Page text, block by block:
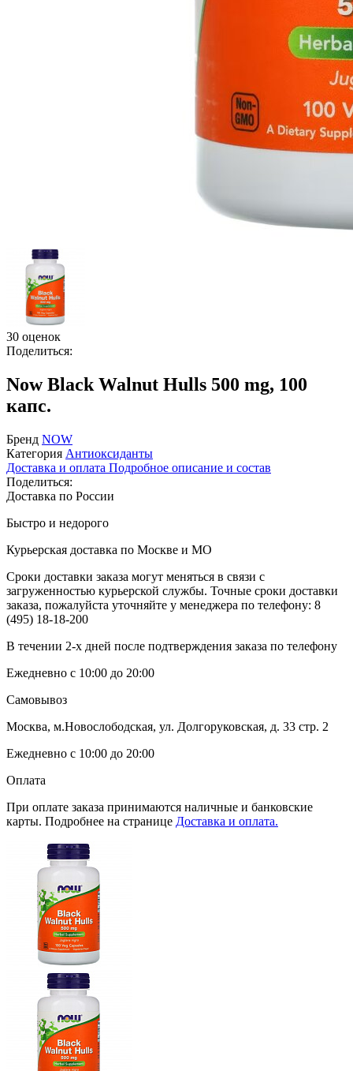
30 оценок
Поделиться:
Now Black Walnut Hulls 500 mg, 100
капс.
Бренд NOW
Категория Антиоксиданты
Доставка и оплата Подробное описание и состав
Поделиться:
Доставка по России
Быстро и недорого
Курьерская доставка по Москве и МО
Сроки доставки заказа могут меняться в связи с
загруженностью курьерской службы. Точные сроки доставки
заказа, пожалуйста уточняйте у менеджера по телефону: 8
(495) 18-18-200
В течении 2-х дней после подтверждения заказа по телефону
Ежедневно с 10:00 до 20:00
Самовывоз
Москва, м.Новослободская, ул. Долгоруковская, д. 33 стр. 2
Ежедневно с 10:00 до 20:00
Оплата
При оплате заказа принимаются наличные и банковские
карты. Подробнее на странице Доставка и оплата.